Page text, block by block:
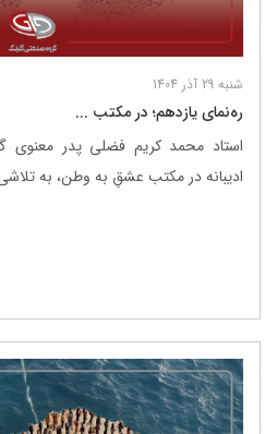
شنبه 29 آذر 1404
ره‌نمای یازدهم؛ در مکتب ...
استاد محمد کریم فضلی پدر معنوی
ادیبانه در مکتب عشقِ به وطن، به